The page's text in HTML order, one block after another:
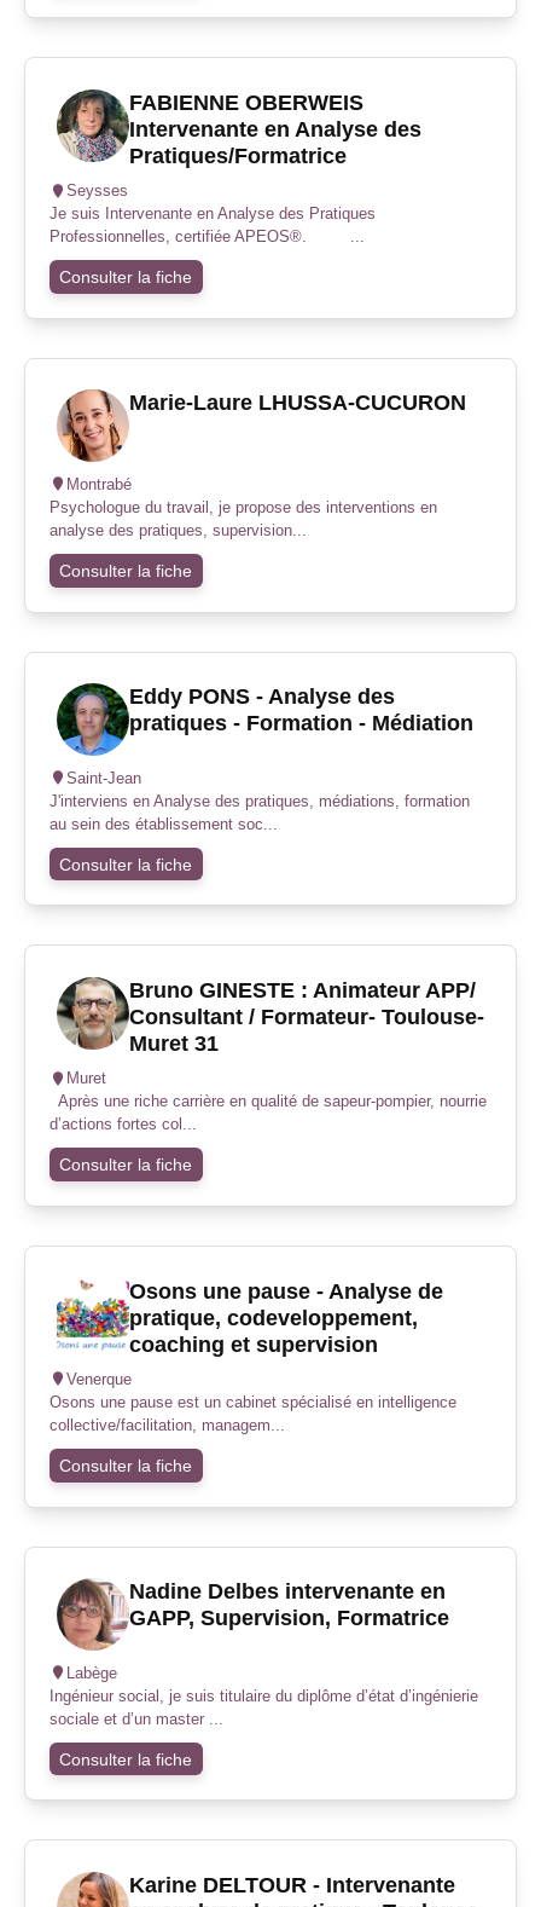
FABIENNE OBERWEIS
Intervenante en Analyse des
Pratiques/Formatrice
Seysses
Je suis Intervenante en Analyse des Pratiques
Professionnelles, certifiée APEOS®. ...
Consulter la fiche
Marie-Laure LHUSSA-CUCURON
Montrabé
Psychologue du travail, je propose des interventions en
analyse des pratiques, supervision...
Consulter la fiche
Eddy PONS - Analyse des
pratiques - Formation - Médiation
Saint-Jean
J'interviens en Analyse des pratiques, médiations, formation
au sein des établissement soc...
Consulter la fiche
Bruno GINESTE : Animateur APP/
Consultant / Formateur- Toulouse-
Muret 31
Muret
Après une riche carrière en qualité de sapeur-pompier, nourrie
d’actions fortes col...
Consulter la fiche
Osons une pause - Analyse de
pratique, codeveloppement,
coaching et supervision
Venerque
Osons une pause est un cabinet spécialisé en intelligence
collective/facilitation, managem...
Consulter la fiche
Nadine Delbes intervenante en
GAPP, Supervision, Formatrice
Labège
Ingénieur social, je suis titulaire du diplôme d’état d’ingénierie
sociale et d’un master ...
Consulter la fiche
Karine DELTOUR - Intervenante